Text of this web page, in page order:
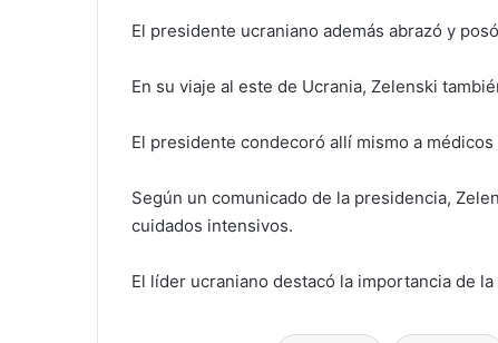
El presidente ucraniano además abrazó y
En su viaje al este de Ucrania, Zelenski
El presidente condecoró allí mismo a
Según un comunicado de la presidencia,
cuidados intensivos.
El líder ucraniano destacó la importancia de